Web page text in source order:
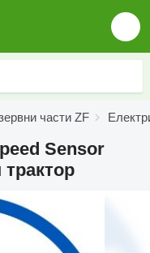
части ZF
Sensor
трактор